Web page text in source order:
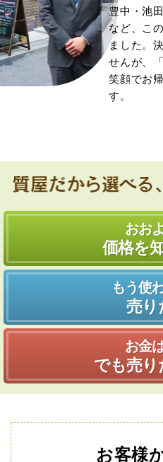
豊中・池
など、こ
ました。
せんが、
笑顔でお
す。
おお
価格を
もう使
売り
お金
でも売
お客様